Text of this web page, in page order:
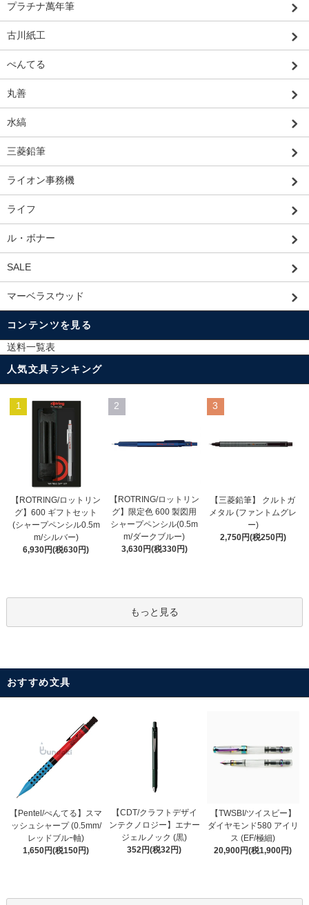
プラチナ萬年筆
古川紙工
ぺんてる
丸善
水縞
三菱鉛筆
ライオン事務機
ライフ
ル・ボナー
SALE
マーベラスウッド
コンテンツを見る
送料一覧表
人気文具ランキング
1
【ROTRING/ロットリン
グ】600 ギフトセット
(シャープペンシル0.5m
m/シルバー)
6,930円(税630円)
2
【ROTRING/ロットリン
グ】限定色 600 製図用
シャープペンシル(0.5m
m/ダークブルー)
3,630円(税330円)
3
【三菱鉛筆】 クルトガ
メタル (ファントムグレ
ー)
2,750円(税250円)
もっと見る
おすすめ文具
【Pentel/ぺんてる】スマ
ッシュシャープ (0.5mm/
レッドブルｰ軸)
1,650円(税150円)
【CDT/クラフトデザイ
ンテクノロジー】エナー
ジェルノック (黒)
352円(税32円)
【TWSBI/ツイスビー】
ダイヤモンド580 アイリ
ス (EF/極細)
20,900円(税1,900円)